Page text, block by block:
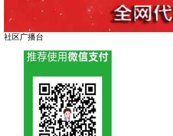
社区广播台